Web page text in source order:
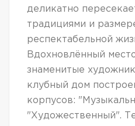
деликатно
традициями и
респектабельной
Вдохновлённый
знаменитые
клубный дом
корпусов:
"Художественный".